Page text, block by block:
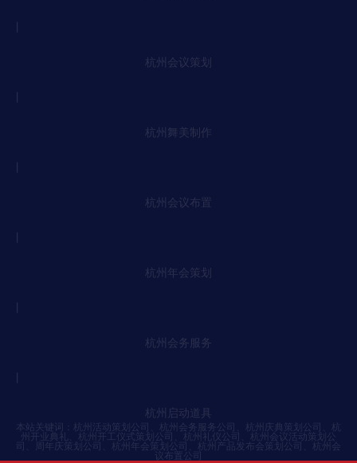
杭州会议策划
杭州舞美制作
杭州会议布置
杭州年会策划
杭州会务服务
杭州启动道具
本站关键词：杭州活动策划公司、杭州会务服务公司、杭州庆典策划公司、杭
州开业典礼、杭州开工仪式策划公司、杭州礼仪公司、杭州会议活动策划公
司、周年庆策划公司、杭州年会策划公司、杭州产品发布会策划公司、杭州会
议布置公司